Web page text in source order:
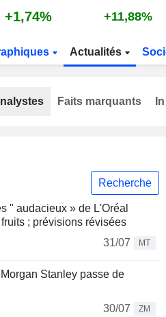
+1,74% +11,88%
Actualités
Recherche
" audacieux » de L'Oréal
; prévisions révisées
31/07
MT
Stanley passe de
30/07
ZM
Faits marquants